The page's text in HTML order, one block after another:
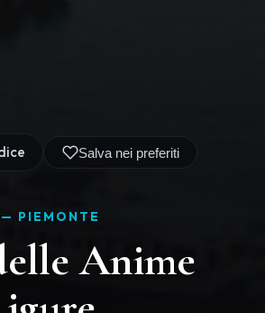
Salva nei preferiti
PIEMONTE
Anime